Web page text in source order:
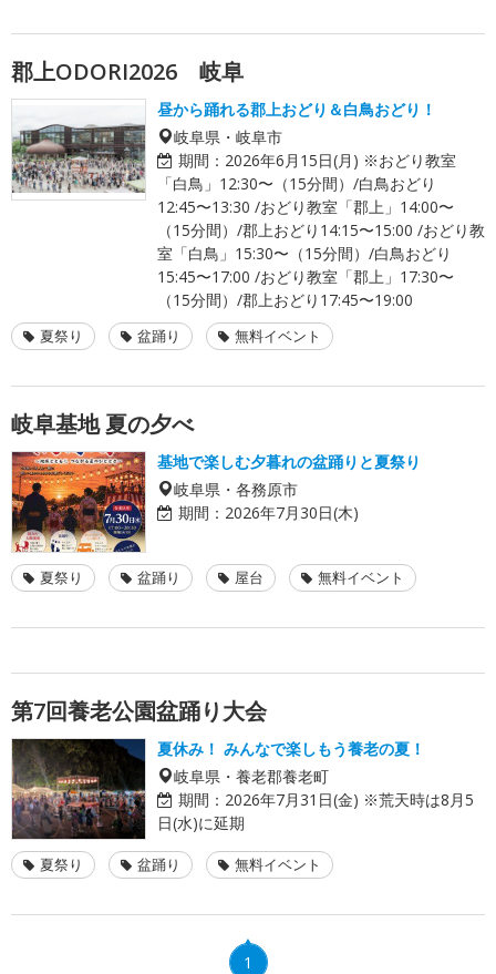
郡上ODORI2026 岐阜
昼から踊れる郡上おどり＆白鳥おどり！
岐阜県・岐阜市
期間： 2026年6月15日(月) ※おどり教室
「白鳥」12:30〜（15分間）/白鳥おどり
12:45〜13:30 /おどり教室「郡上」14:00〜
（15分間）/郡上おどり14:15〜15:00 /おどり教
室「白鳥」15:30〜（15分間）/白鳥おどり
15:45〜17:00 /おどり教室「郡上」17:30〜
（15分間）/郡上おどり17:45〜19:00
夏祭り 盆踊り 無料イベント
岐阜基地 夏の夕べ
基地で楽しむ夕暮れの盆踊りと夏祭り
岐阜県・各務原市
期間： 2026年7月30日(木)
夏祭り 盆踊り 屋台 無料イベント
第7回養老公園盆踊り大会
夏休み！ みんなで楽しもう養老の夏！
岐阜県・養老郡養老町
期間： 2026年7月31日(金) ※荒天時は8月5
日(水)に延期
夏祭り 盆踊り 無料イベント
1